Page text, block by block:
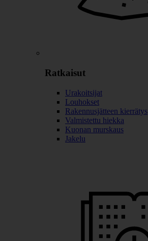
Ratkaisut
Urakoitsijat
Louhokset
Rakennusjätteen kierrätys
Valmistettu hiekka
Kuonan murskaus
Jakelu